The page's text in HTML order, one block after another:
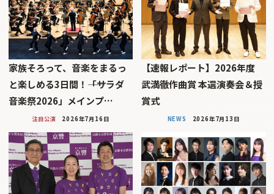
家族そろって、音楽をまるっ
と楽しめる3日間！――「サラダ
音楽祭2026」メインプ…
注目公演 2026年7月16日
【速報レポート】2026年度
武満徹作曲賞 本選演奏会＆授
賞式
NEWS 2026年7月13日